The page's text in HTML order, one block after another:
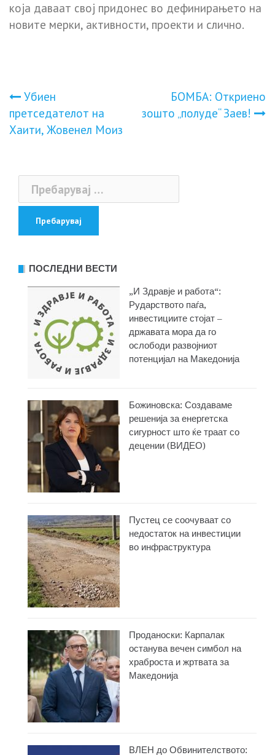
која даваат свој придонес во дефинирањето на
новите мерки, активности, проекти и слично.
Навигација
на
Убиен
претседателот на
Хаити, Жовенел Моиз
БОМБА: Откриено
зошто „полуде“ Заев!
Пребарувај
за:
ПОСЛЕДНИ ВЕСТИ
„И Здравје и работа“:
Рударството паѓа,
инвестициите стојат –
државата мора да го
ослободи развојниот
потенцијал на Македонија
Божиновска: Создаваме
решенија за енергетска
сигурност што ќе траат со
децении (ВИДЕО)
Пустец се соочуваат со
недостаток на инвестиции
во инфраструктура
Проданоски: Карпалак
останува вечен симбол на
храброста и жртвата за
Македонија
ВЛЕН до Обвинителството: